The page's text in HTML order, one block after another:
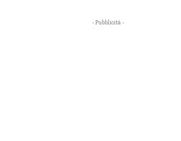
- Pubblicità -